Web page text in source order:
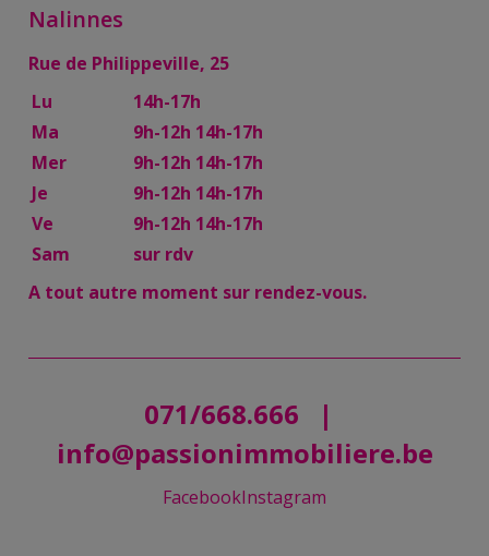
Nalinnes
Rue de Philippeville, 25
Lu
14h-17h
Ma
9h-12h 14h-17h
Mer
9h-12h 14h-17h
Je
9h-12h 14h-17h
Ve
9h-12h 14h-17h
Sam
sur rdv
A tout autre moment sur rendez-vous.
071/668.666
|
info@passionimmobiliere.be
FacebookInstagram